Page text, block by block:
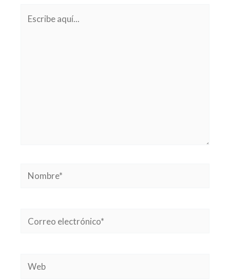
Nombre*
Correo
Web